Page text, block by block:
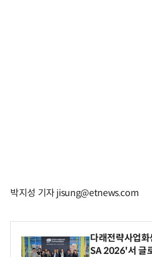
박지성 기자 jisung@etnews.com
다래전략사업
SA 2026'서 글